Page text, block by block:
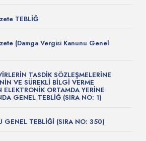
TEBLİĞ
(Damga Vergisi Kanunu Genel
TASDİK SÖZLEŞMELERİNE
VE SÜREKLİ BİLGİ VERME
ELEKTRONİK ORTAMDA YERİNE
GENEL TEBLİĞ (SIRA NO: 1)
GENEL TEBLİĞİ (SIRA NO: 350)